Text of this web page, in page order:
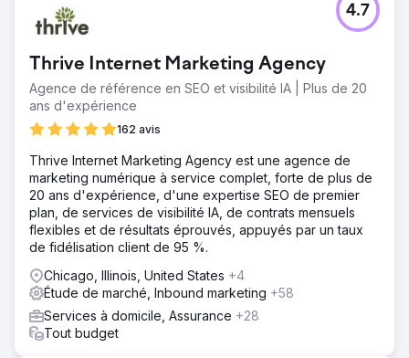
Début 2020, un fabricant emblématique d’articles de sport
a eu du mal à développer son activité en ligne malgré
70 000 utilisateurs et 162 318,92 $ de revenus mensuels.
C'est à ce moment-là qu'il s'est associé à nous. Les
résultats parlent d'eux-mêmes.
Solution
bons clients grâce à des campagnes marketing ciblées
pour augmenter les taux d'engagement et de conversion.
La recherche organique était essentielle à la durabilité
des entreprises. Nous avons repensé le site internet et
optimisé l'expérience utilisateur et le parcours d'achat.
Lorsque nous avons démarré en avril, l'entreprise
dépensait trop pour attirer 70 000 utilisateurs et générait
162 318 $ de revenus mensuels. En août, les revenus sont
passés à 559 387 $ grâce à 126 000 visiteurs. Avance
Thrive Internet Marketing Agency
Agence de référence en SEO et visibilité IA | Plus de 20
ans d'expérience
162 avis
4.7
Thrive Internet Marketing Agency est une agence de
marketing numérique à service complet, forte de plus de
20 ans d'expérience, d'une expertise SEO de premier
plan, de services de visibilité IA, de contrats mensuels
flexibles et de résultats éprouvés, appuyés par un taux
de fidélisation client de 95 %.
Chicago, Illinois, United States +4
Étude de marché, Inbound marketing +58
Services à domicile, Assurance +28
Tout budget